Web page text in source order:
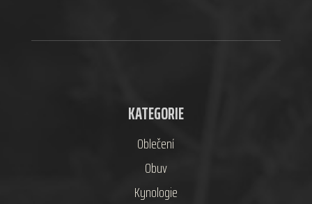
KATEGORIE
Oblečení
Obuv
Kynologie